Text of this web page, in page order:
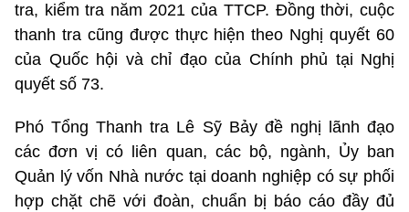
tra, kiểm tra năm 2021 của TTCP. Đồng thời, cuộc
thanh tra cũng được thực hiện theo Nghị quyết 60
của Quốc hội và chỉ đạo của Chính phủ tại Nghị
quyết số 73.
Phó Tổng Thanh tra Lê Sỹ Bảy đề nghị lãnh đạo
các đơn vị có liên quan, các bộ, ngành, Ủy ban
Quản lý vốn Nhà nước tại doanh nghiệp có sự phối
hợp chặt chẽ với đoàn, chuẩn bị báo cáo đầy đủ